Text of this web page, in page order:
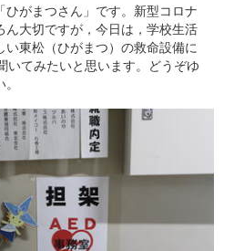
がまつさん」です。新型コロナ
ん大切ですが，今日は，学校生活
東松（ひがまつ）の救命設備に
いてみたいと思います。どうぞゆ